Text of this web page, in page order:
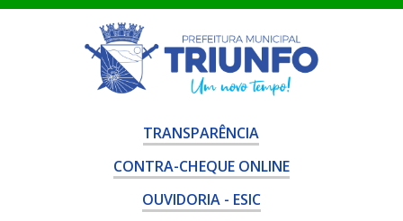
TRANSPARÊNCIA
CONTRA-CHEQUE ONLINE
OUVIDORIA - ESIC